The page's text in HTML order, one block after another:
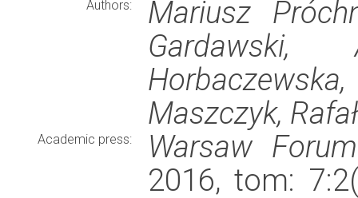
Authors:
Mariusz
Gardawski,
Maszczyk,
Academic press:
Warsaw
2016, tom: